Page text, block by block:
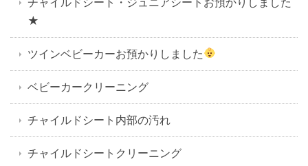
★
ツインベビーカーお預かりしました
ベビーカークリーニング
チャイルドシート内部の汚れ
チャイルドシートクリーニング